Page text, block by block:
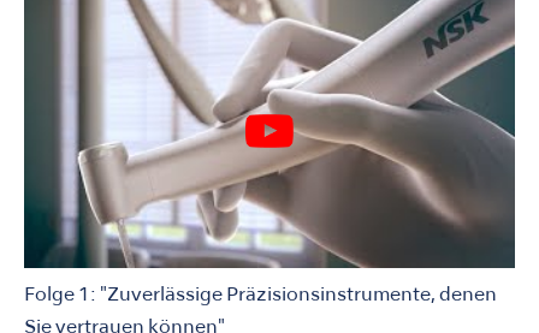
Folge 1: "Zuverlässige Präzisionsinstrumente, denen
Sie vertrauen können"